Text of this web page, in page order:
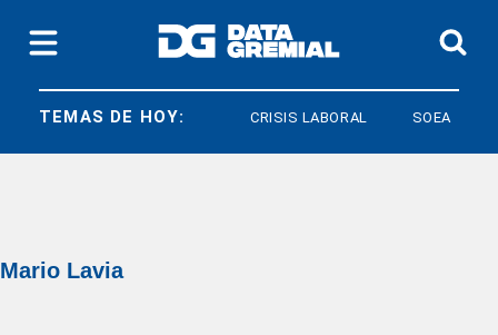
TEMAS DE HOY: CRISIS LABORAL SOEA
Mario Lavia